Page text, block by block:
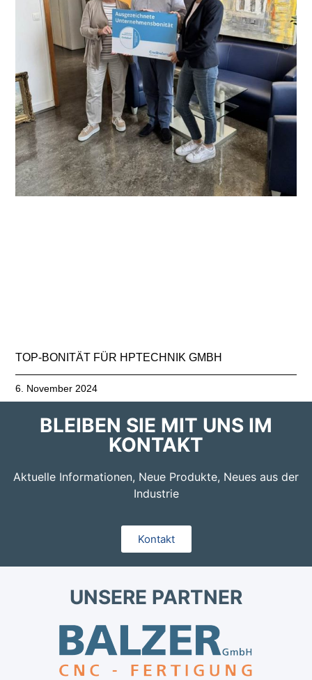
TOP-BONITÄT FÜR HPTECHNIK GMBH
6. November 2024
BLEIBEN SIE MIT UNS IM
KONTAKT
Aktuelle Informationen, Neue Produkte, Neues aus der
Industrie
Kontakt
UNSERE PARTNER